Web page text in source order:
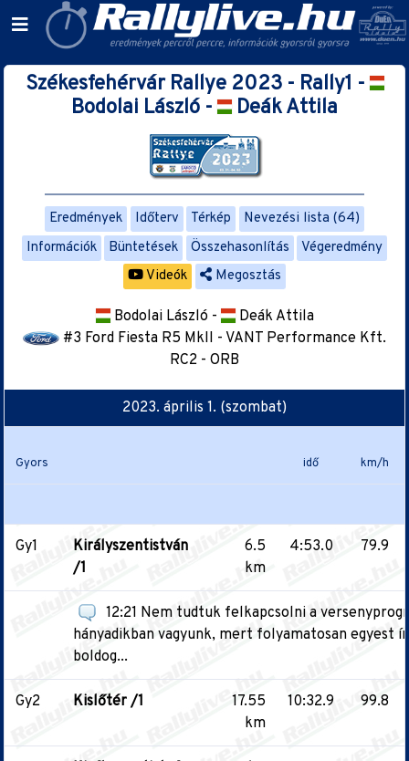
Székesfehérvár Rallye 2023 - Rally1 -
Bodolai László -
Deák Attila
Eredmények Időterv Térkép
Nevezési lista (64)
Információk
Büntetések Összehasonlítás
Végeredmény
Videók
Megosztás
Bodolai László -
Deák Attila
#3 Ford Fiesta R5 MkII - VANT Performance Kft.
RC2 - ORB
2023. április 1. (szombat)
Gyors idő km/h
Gy1
Királyszentistván
/1
6.5
km
4:53.0 79.9
12:21 Nem tudtuk felkapcsolni a
hányadikban vagyunk, mert folyamatosan egyest
boldog...
Gy2 Kislőtér /1
17.55
km
10:32.9 99.8